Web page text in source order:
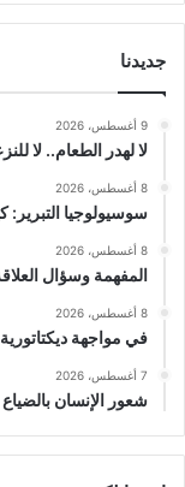
جديدنا
9 أغسطس، 2026
لا لهدر الطعام.. لا
8 أغسطس، 2026
سوسيولوجيا التبرير:
8 أغسطس، 2026
المفهمة وسؤال
8 أغسطس، 2026
في مواجهة
7 أغسطس، 2026
شعور الإنسان